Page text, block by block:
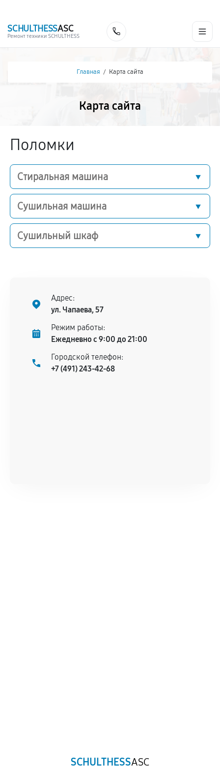
SCHULTHESSASC
Ремонт техники SCHULTHESS
Главная / Карта сайта
Карта сайта
Поломки
Стиральная машина
Сушильная машина
Сушильный шкаф
Адрес:
ул. Чапаева, 57
Режим работы:
Ежедневно с 9:00 до 21:00
Городской телефон:
+7 (491) 243-42-68
SCHULTHESSASC